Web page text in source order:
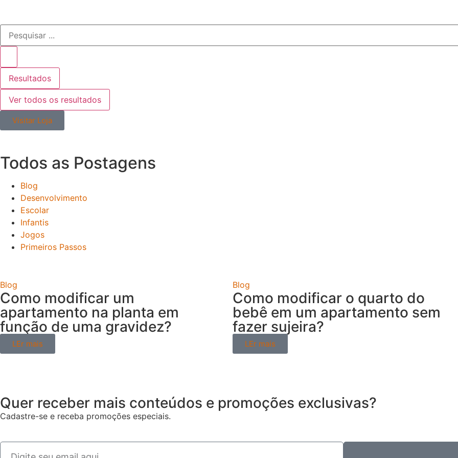
Resultados
Ver todos os resultados
Visitar Loja
Todos as Postagens
Blog
Desenvolvimento
Escolar
Infantis
Jogos
Primeiros Passos
Blog
Como modificar um
apartamento na planta em
função de uma gravidez?
LEr mais
Blog
Como modificar o quarto do
bebê em um apartamento sem
fazer sujeira?
LEr mais
Quer receber mais conteúdos e promoções exclusivas?
Cadastre-se e receba promoções especiais.